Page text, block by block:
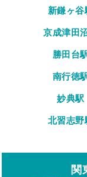
新鎌ヶ谷
京成津田
勝田台
南行徳
妙典駅
北習志野
関